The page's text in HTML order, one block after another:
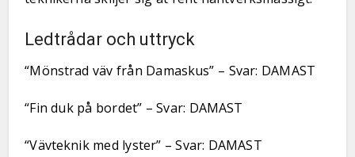
Ledtrådar och uttryck
“Mönstrad väv från Damaskus” – Svar: DAMAST
“Fin duk på bordet” – Svar: DAMAST
“Vävteknik med lyster” – Svar: DAMAST